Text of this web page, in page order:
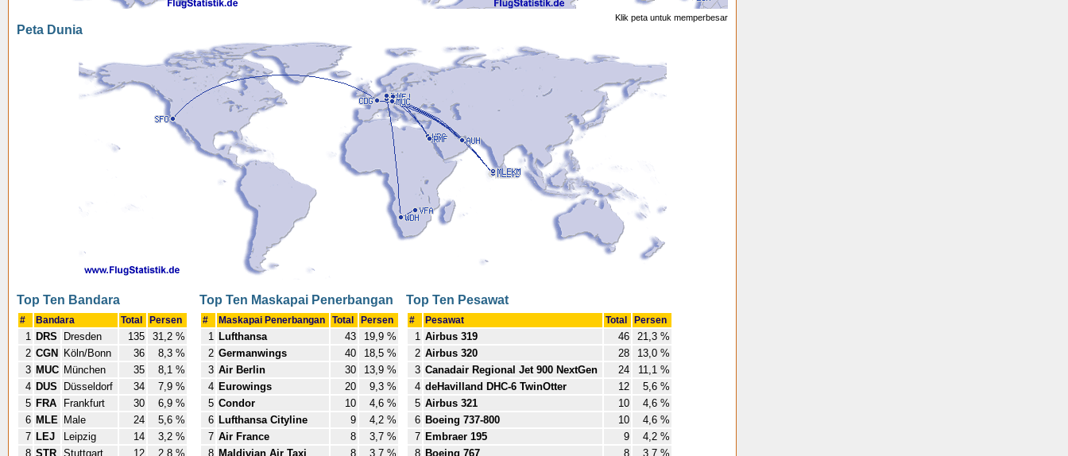
Klik peta untuk memperbesar
Peta Dunia
Top Ten Bandara
# Bandara Total Persen
1 DRS Dresden 135
31,2 %
2 CGN Köln/Bonn 36
8,3 %
3 MUC München 35
8,1 %
4 DUS Düsseldorf 34
7,9 %
5 FRA Frankfurt 30
6,9 %
6 MLE Male 24
5,6 %
7 LEJ Leipzig 14
3,2 %
8 STR Stuttgart 12 2,8 %
Top Ten Maskapai Penerbangan
# Maskapai Penerbangan Total Persen
1 Lufthansa 43
19,9 %
2 Germanwings 40
18,5 %
3 Air Berlin 30
13,9 %
4 Eurowings 20
9,3 %
5 Condor 10
4,6 %
6 Lufthansa Cityline 9
4,2 %
7 Air France 8
3,7 %
8 Maldivian Air Taxi 8 3,7 %
Top Ten Pesawat
# Pesawat Total Persen
1 Airbus 319 46
21,3 %
2 Airbus 320 28
13,0 %
3 Canadair Regional Jet 900 NextGen 24
11,1 %
4 deHavilland DHC-6 TwinOtter 12
5,6 %
5 Airbus 321 10
4,6 %
6 Boeing 737-800 10
4,6 %
7 Embraer 195 9
4,2 %
8 Boeing 767 8 3,7 %